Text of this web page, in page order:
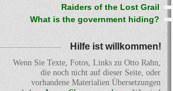
Raiders of the Lost Grail
What is the government hiding?
Hilfe ist willkommen!
Wenn Sie Texte, Fotos, Links zu Otto Rahn,
die noch nicht auf dieser Seite, oder
vorhandene Materialien Übersetzungen